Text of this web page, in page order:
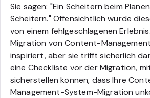
Sie sagen: "Ein Scheitern beim
Scheitern." Offensichtlich wurde
von einem fehlgeschlagenen
Migration von Content-
inspiriert, aber sie trifft sicherlich
eine Checkliste vor der Migration,
sicherstellen können, dass Ihre
Management-System-Migration